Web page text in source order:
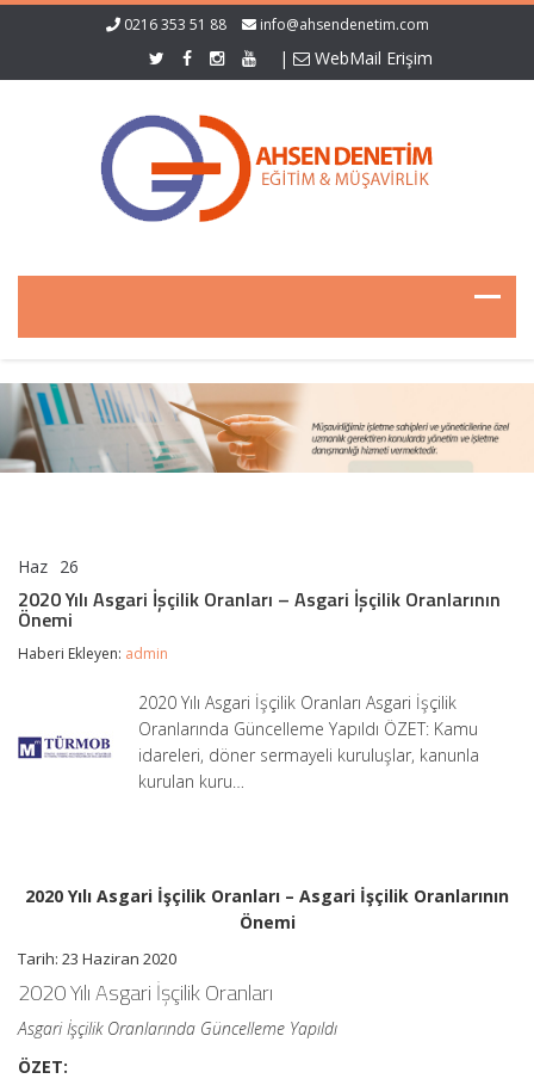
0216 353 51 88 info@ahsendenetim.com
| WebMail Erişim
Haz 26
Asgari
Oranları
İşçilik
Oranlarının
Önemi
2020 Yılı Asgari İşçilik Oranları – Asgari İşçilik Oranlarının
Önemi
Haberi Ekleyen: admin
2020 Yılı Asgari İşçilik Oranları Asgari İşçilik
Oranlarında Güncelleme Yapıldı ÖZET: Kamu
idareleri, döner sermayeli kuruluşlar, kanunla
kurulan kuru…
2020 Yılı Asgari İşçilik Oranları – Asgari İşçilik Oranlarının
Önemi
Tarih: 23 Haziran 2020
2020 Yılı Asgari İşçilik Oranları
Asgari İşçilik Oranlarında Güncelleme Yapıldı
ÖZET: